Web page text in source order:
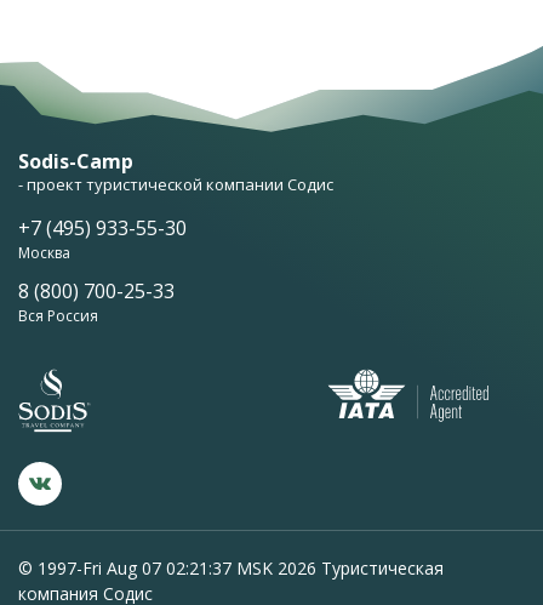
Sodis-Camp
- проект туристической компании Содис
+7 (495) 933-55-30
Москва
8 (800) 700-25-33
Вся Россия
© 1997-Fri Aug 07 02:21:37 MSK 2026 Туристическая
компания Содис